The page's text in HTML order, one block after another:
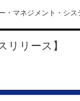
・マネジメント・シス
リリース】